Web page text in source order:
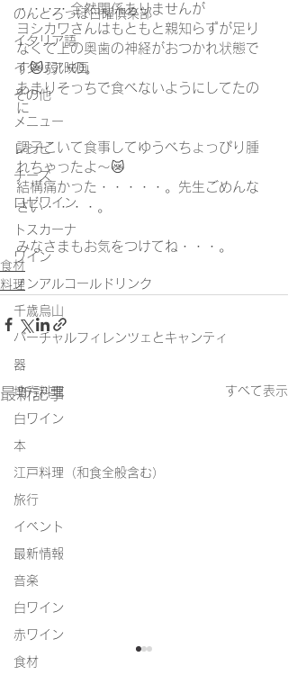
のんとろっぽ日曜俱楽部
イタリア語
イタリア映画
その他
メニュー
レシピ
チーズ
ロゼワイン
トスカーナ
ワイン
ノンアルコールドリンク
千歳烏山
バーチャルフィレンツェとキャンティ
器
地方料理
白ワイン
本
江戸料理（和食全般含む）
旅行
イベント
最新情報
音楽
白ワイン
赤ワイン
食材
・・・・全然関係ありませんが
ヨシカワさんはもともと親知らずが足り
なくて上の奥歯の神経がおつかれ状態で
す😿弱いの。
あまりそっちで食べないようにしてたの
に
調子こいて食事してゆうべちょっぴり腫
れちゃったよ～😿
結構痛かった・・・・・。先生ごめんな
さい・・・・。
みなさまもお気をつけてね・・・。
食材
料理
最新記事 すべて表示